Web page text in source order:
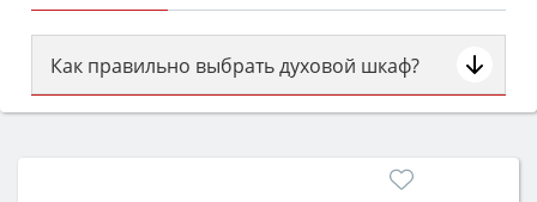
Как правильно выбрать духовой шкаф?
Сначала определитесь с типом (газовый или
затем смотрите на объём 50–70 л для семьи,